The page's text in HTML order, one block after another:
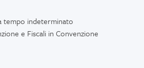
tempo indeterminato
e Fiscali in Convenzione